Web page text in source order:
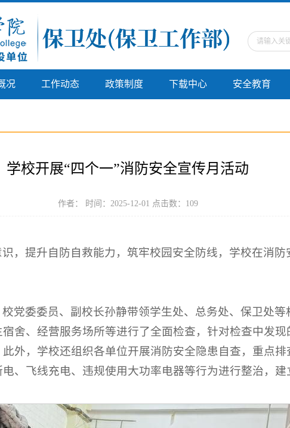
况 工作动态 政策制度 下载中心 安全教育
学校开展“四个一”消防安全宣传月活动
作者： 时间：2025-12-01 点击数： 109
，提升自防自救能力，筑牢校园安全防线，学校在消
党委委员、副校长孙静带领学生处、总务处、保卫处等
舍、经营服务场所等进行了全面检查，针对检查中发
外，学校还组织各单位开展消防安全隐患自查，重点
、飞线充电、违规使用大功率电器等行为进行整治，